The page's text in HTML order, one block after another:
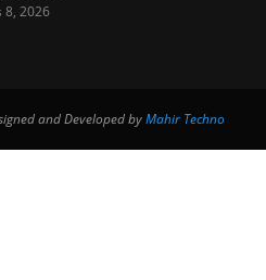
8, 2026
and Developed byMahir Techno